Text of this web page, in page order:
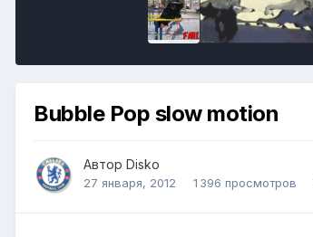
Bubble Pop slow motion
Автор Disko
27 января, 2012 1 396 просмотров